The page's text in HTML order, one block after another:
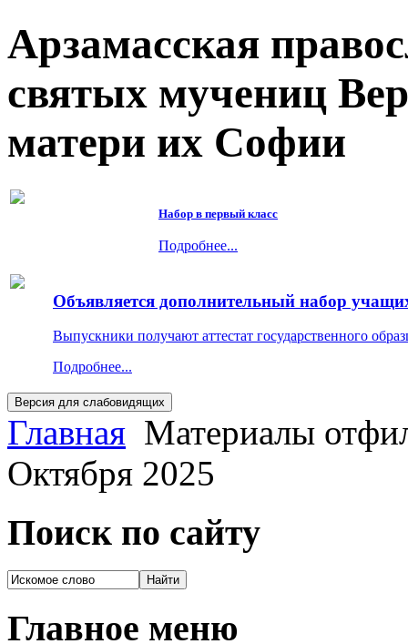
Арзамасская
святых мучениц
матери их Софии
Набор в первый класс
Подробнее...
Объявляется дополнительный набор
Выпускники получают аттестат государственного
Подробнее...
Главная Материалы
Октября 2025
Поиск по сайту
Главное меню